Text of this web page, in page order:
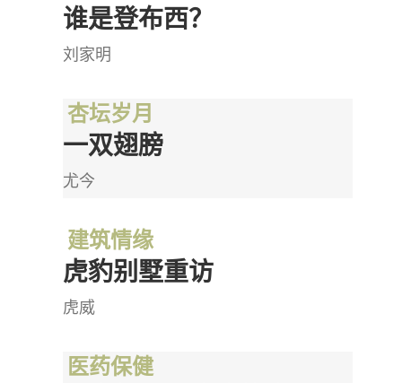
谁是登布西？
刘家明
杏坛岁月
一双翅膀
尤今
建筑情缘
虎豹别墅重访
虎威
医药保健